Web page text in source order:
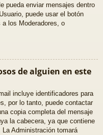
pueda enviar mensajes dentro
puede usar el botón
los Moderadores, o
de alguien en este
incluye identificadores para
por lo tanto, puede contactar
copia completa del mensaje
la cabecera, ya que contiene
Administración tomará